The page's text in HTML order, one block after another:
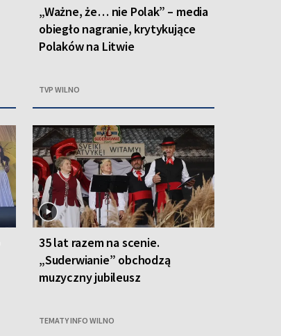
„Ważne, że… nie Polak” – media
obiegło nagranie, krytykujące
Polaków na Litwie
TVP WILNO
35 lat razem na scenie.
„Suderwianie” obchodzą
muzyczny jubileusz
TEMATY INFO WILNO